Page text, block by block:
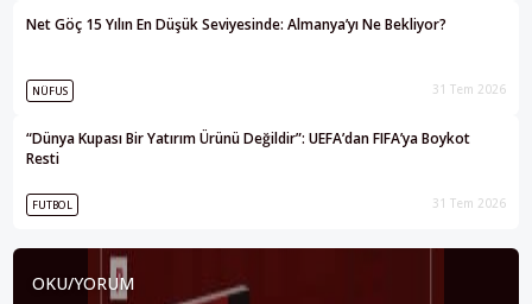
Net Göç 15 Yılın En Düşük Seviyesinde: Almanya’yı Ne Bekliyor?
NÜFUS 31 Tem 2026
“Dünya Kupası Bir Yatırım Ürünü Değildir”: UEFA’dan FIFA’ya Boykot
Resti
FUTBOL 31 Tem 2026
OKU/YORUM